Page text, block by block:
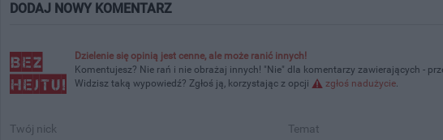
DODAJ NOWY KOMENTARZ
Dzielenie się opinią jest cenne, ale może ranić innych!
Komentujesz? Nie rań i nie obrażaj innych! "Nie" dla komentarzy zawierających -
Widzisz taką wypowiedź? Zgłoś ją, korzystając z opcji
zgłoś nadużycie.
Twój nick Temat